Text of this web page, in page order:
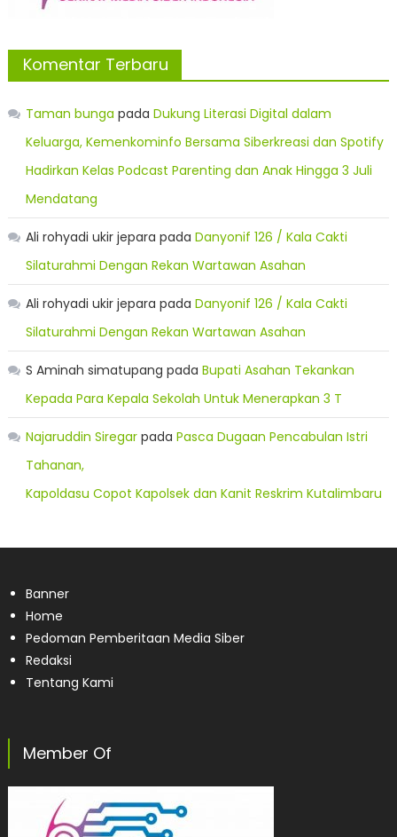
Komentar Terbaru
Taman bunga pada Dukung Literasi Digital dalam
Keluarga, Kemenkominfo Bersama Siberkreasi dan Spotify
Hadirkan Kelas Podcast Parenting dan Anak Hingga 3 Juli
Mendatang
Ali rohyadi ukir jepara pada Danyonif 126 / Kala Cakti
Silaturahmi Dengan Rekan Wartawan Asahan
Ali rohyadi ukir jepara pada Danyonif 126 / Kala Cakti
Silaturahmi Dengan Rekan Wartawan Asahan
S Aminah simatupang pada Bupati Asahan Tekankan
Kepada Para Kepala Sekolah Untuk Menerapkan 3 T
Najaruddin Siregarpada Pasca Dugaan Pencabulan Istri
Tahanan,
Kapoldasu Copot Kapolsek dan Kanit Reskrim Kutalimbaru
Banner
Home
Pedoman Pemberitaan Media Siber
Redaksi
Tentang Kami
Member Of